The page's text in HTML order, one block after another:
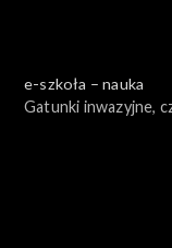
e-szkoła – nauka
Gatunki inwazyjne,